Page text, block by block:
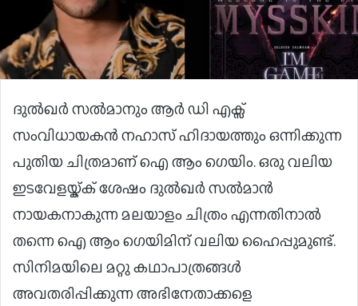
ദുൽഖർ സൽമാനും ആർ ഡി എക്സ്
സംവിധായകൻ നഹാസ് ഹിദായത്തും ഒന്നിക്കുന്ന
പുതിയ ചിത്രമാണ് ഐ ആം ഗെയിം. ഒരു വലിയ
ഇടവേളയ്ക്ക് ശേഷം ദുൽഖർ സൽമാൻ
നായകനാകുന്ന മലയാളം ചിത്രം എന്നതിനാൽ
തന്നെ ഐ ആം ഗെയിമിന് വലിയ ഹൈപ്പുമുണ്ട്.
സിനിമയിലെ മറ്റു കഥാപാത്രങ്ങൾ
അവതരിപ്പിക്കുന്ന അഭിനേതാക്കളെ